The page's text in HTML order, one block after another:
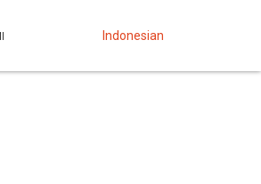
Indonesian